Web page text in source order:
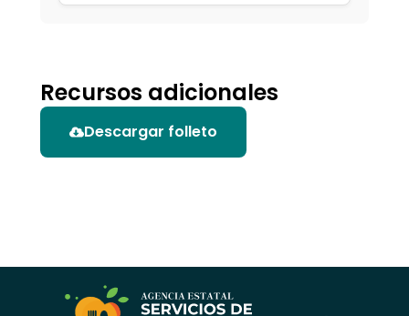
Recursos adicionales
Descargar folleto